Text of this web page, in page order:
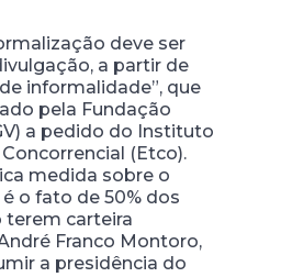
deve ser
a partir de
informalidade”, que
pela Fundação
a pedido do Instituto
(Etco).
medida sobre o
o fato de 50% dos
terem carteira
Franco Montoro,
a presidência do